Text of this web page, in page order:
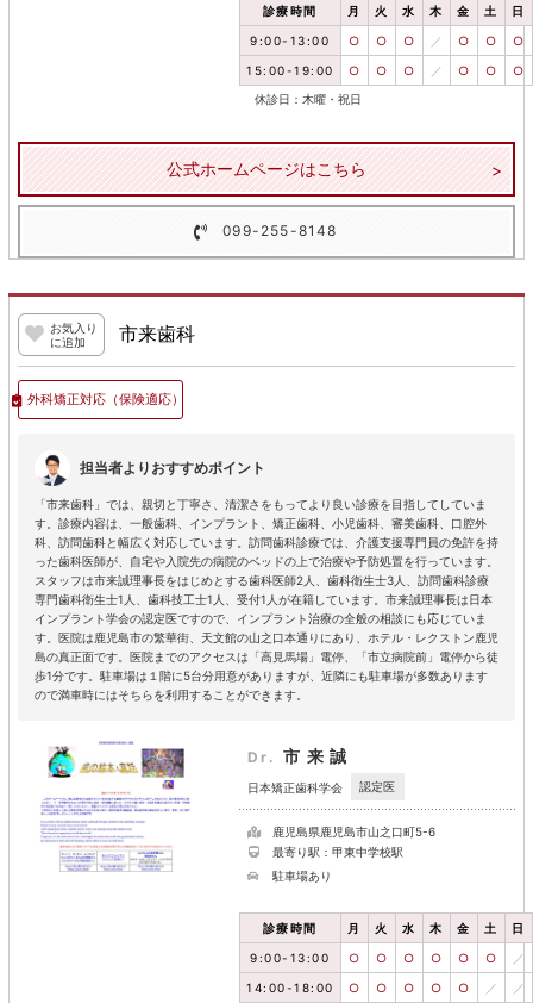
診療時間 月 火 水 木 金 土 日
9:00-13:00 ○ ○ ○ ／ ○ ○ ○
15:00-19:00 ○ ○ ○ ／ ○ ○ ○
休診日：木曜・祝日
公式ホームページはこちら
099-255-8148
お気入り
に追加
市来歯科
外科矯正対応（保険適応）
担当者よりおすすめポイント
「市来歯科」では、親切と丁寧さ、清潔さをもってより良い診療を目指してしていま
す。診療内容は、一般歯科、インプラント、矯正歯科、小児歯科、審美歯科、口腔外
科、訪問歯科と幅広く対応しています。訪問歯科診療では、介護支援専門員の免許を持
った歯科医師が、自宅や入院先の病院のベッドの上で治療や予防処置を行っています。
スタッフは市来誠理事長をはじめとする歯科医師2人、歯科衛生士3人、訪問歯科診療
専門歯科衛生士1人、歯科技工士1人、受付1人が在籍しています。市来誠理事長は日本
インプラント学会の認定医ですので、インプラント治療の全般の相談にも応じていま
す。医院は鹿児島市の繁華街、天文館の山之口本通りにあり、ホテル・レクストン鹿児
島の真正面です。医院までのアクセスは「高見馬場」電停、「市立病院前」電停から徒
歩1分です。駐車場は１階に5台分用意がありますが、近隣にも駐車場が多数あります
ので満車時にはそちらを利用することができます。
Dr. 市来誠
日本矯正歯科学会 認定医
鹿児島県鹿児島市山之口町5-6
最寄り駅：甲東中学校駅
駐車場あり
診療時間 月 火 水 木 金 土 日
9:00-13:00 ○ ○ ○ ○ ○ ○ ／
14:00-18:00 ○ ○ ○ ○ ○ ／ ／